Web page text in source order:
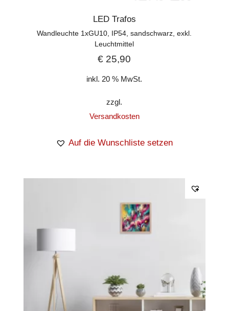
LED Trafos
Wandleuchte 1xGU10, IP54, sandschwarz, exkl.
Leuchtmittel
€ 25,90
inkl. 20 % MwSt.
zzgl.
Versandkosten
Auf die Wunschliste setzen